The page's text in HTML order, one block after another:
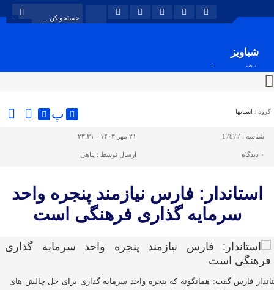
شباویز
پایگاه خبری شباویز
گروه : استانها پ
شناسه : 17877 ۲۱ مهر ۱۴۰۳ - ۲۳:۳۱
۰ دیدگاه ارسال توسط : پناهی
استاندار: فارس نیازمند پنجره واحد
سرمایه گذاری فرهنگی است
فارس گفت: همانگونه که پنجره واحد سرمایه گذاری برای حل چالش های